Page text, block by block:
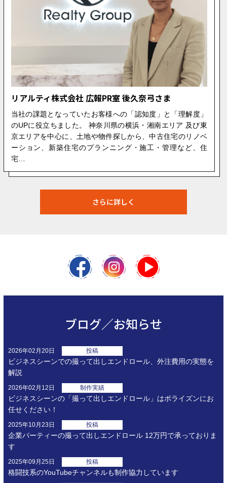
リアルティ株式会社 広報PR室 後久奈弓さま
当社の課題となっていたお客様への「認知度」と「理解度」
のUPに役立ちました。 神奈川県の横浜・湘南エリア 及び東
京エリアを中心に、土地や物件探しから、中古住宅のリノベ
ーション、新築住宅のプランニング・施工・管理など、住
宅…
さらに詳しく
ブログ／お知らせ
2026年02月20日 投稿
ビジネスシーンでの撮って出しエンドロール、外注費用の実態を
解説
2026年02月12日 制作実績
ビジネスシーンの「撮って出しエンドロール」はポライズンにお
任せください！
2025年10月23日 投稿
企業パーティーの撮って出しエンドロール 12万円で承っておりま
す
2025年09月25日 投稿
格闘技系のYouTubeチャンネルも制作協力しています